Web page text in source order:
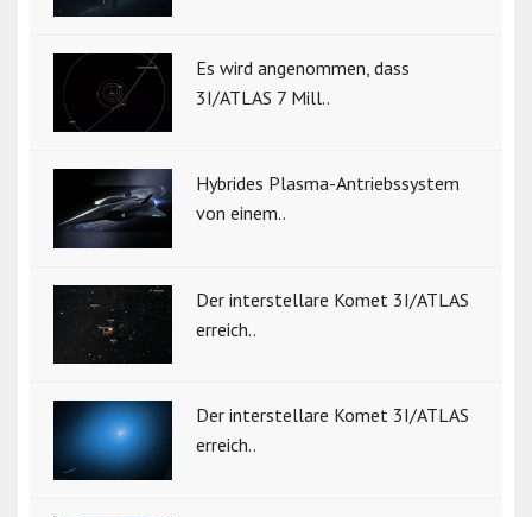
Es wird angenommen, dass
3I/ATLAS 7 Mill..
Hybrides Plasma-Antriebssystem
von einem..
Der interstellare Komet 3I/ATLAS
erreich..
Der interstellare Komet 3I/ATLAS
erreich..